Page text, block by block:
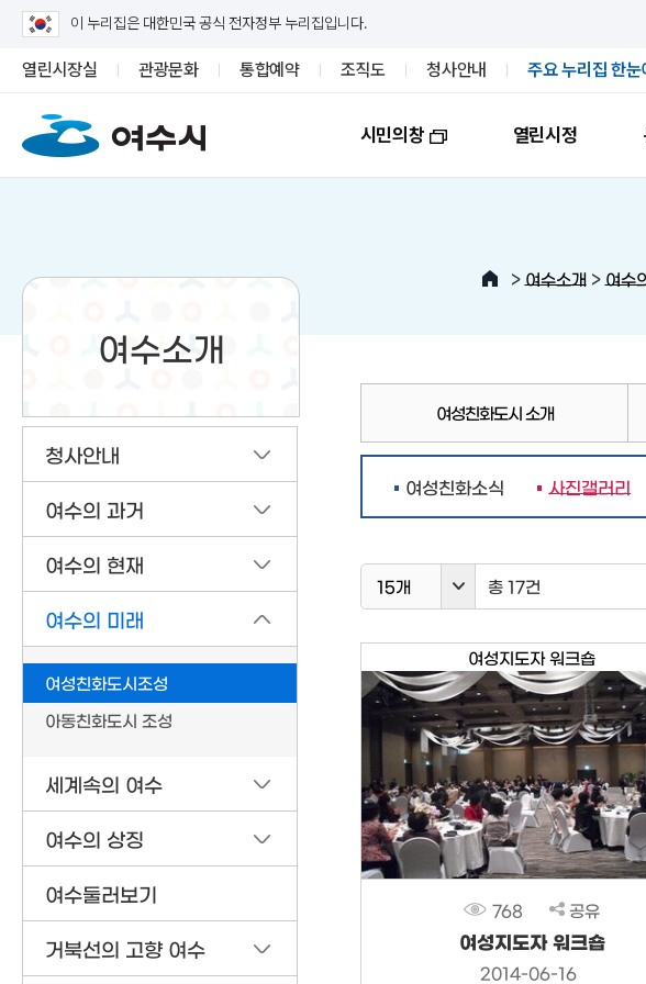
이 누리집은 대한민국 공식 전자정부 누리집입니다.
열린시장실 관광문화 통합예약 조직도 청사안내 주요 누리집 한눈
시민의창 열린시정
여수소개
청사안내
여수의 과거
여수의 현재
여수의 미래
여성친화도시조성
아동친화도시 조성
세계속의 여수
여수의 상징
여수둘러보기
거북선의 고향 여수
> 여수소개> 여수
여성친화도시 소개
여성친화소식 사진갤러리
15개 총 17건
여성지도자 워크숍
768 공유
여성지도자 워크숍
2014-06-16